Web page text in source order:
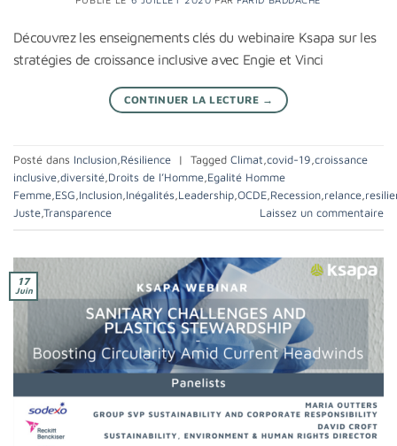
Découvrez les enseignements clés du webinaire Ksapa sur les
stratégies de croissance inclusive avec Engie et Vinci
CONTINUER LA LECTURE →
Posté dans Inclusion,Résilience | Tagged Climat,covid-19,croissance
inclusive,diversité,Droits de l’Homme,Egalité Homme
Femme,ESG,Inclusion,Inégalités,Leadership,OCDE,Recession,relance,
Juste,Transparence Laissez un commentaire
17
Juin